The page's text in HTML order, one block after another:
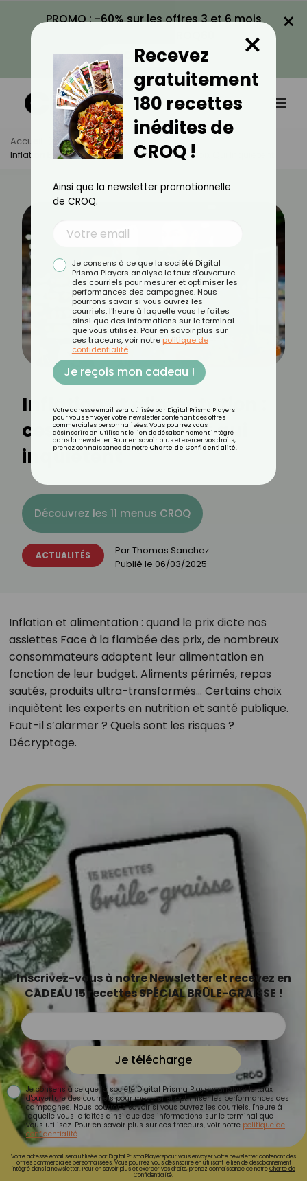
PROMO : -60% sur les offres 3 et 6 mois
VOIR LA PROMO
×
Accueil Actus
Actualités
Inflation Et Alimentation : Ces Nouveaux Choix Qui Inquiètent
Inflation et alimentation :
ces nouveaux choix qui
inquiètent
Découvrez les 11 menus CROQ
ACTUALITÉS ParThomas Sanchez
Publié le 06/03/2025
Inflation et alimentation : quand le prix dicte nos
assiettes Face à la flambée des prix, de nombreux
consommateurs adaptent leur alimentation en
fonction de leur budget. Aliments périmés, repas
sautés, produits ultra-transformés… Certains choix
inquiètent les experts en nutrition et santé publique.
Faut-il s’alarmer ? Quels sont les risques ?
Décryptage.
Inscrivez-vous à notre Newsletter et recevez en
CADEAU 15 recettes SPÉCIAL BRÛLE-GRAISSE !
Je télécharge
Je consens à ce que la société Digital Prisma Players analyse le taux
d'ouverture des courriels pour mesurer et optimiser les performances des
campagnes. Nous pourrons savoir si vous ouvrez les courriels, l'heure à
laquelle vous le faites ainsi que des informations sur le terminal que
vous utilisez. Pour en savoir plus sur ces traceurs, voir notre politique de
confidentialité.
Votre adresse email sera utilisée par Digital Prisma Playerspour vous envoyer votre newsletter contenant des
offres commerciales personnalisées. Vous pourrez vous désinscrire en utilisant le lien de désabonnement
intégré dans la newsletter. Pour en savoir plus et exercer vos droits, prenez connaissance de notreCharte de
Confidentialité.
Recevez
gratuitement
180 recettes
inédites de
CROQ !
×
Ainsi que la newsletter promotionnelle
de CROQ.
Je consens à ce que la société Digital
Prisma Players analyse le taux d'ouverture
des courriels pour mesurer et optimiser les
performances des campagnes. Nous
pourrons savoir si vous ouvrez les
courriels, l'heure à laquelle vous le faites
ainsi que des informations sur le terminal
que vous utilisez. Pour en savoir plus sur
ces traceurs, voir notre politique de
confidentialité.
Je reçois mon cadeau !
Votre adresse email sera utilisée par Digital Prisma Players
pour vous envoyer votre newsletter contenant des offres
commerciales personnalisées. Vous pourrez vous
désinscrire en utilisant le lien de désabonnement intégré
dans la newsletter. Pour en savoir plus et exercer vos droits,
prenez connaissance de notre Charte de Confidentialité.